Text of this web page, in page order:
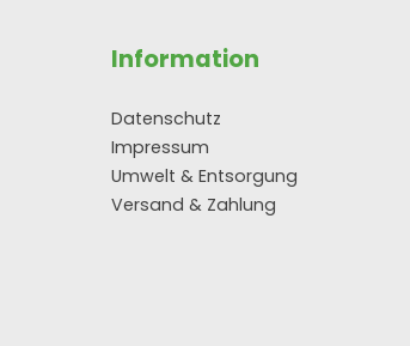
Information
Datenschutz
Impressum
Umwelt & Entsorgung
Versand & Zahlung